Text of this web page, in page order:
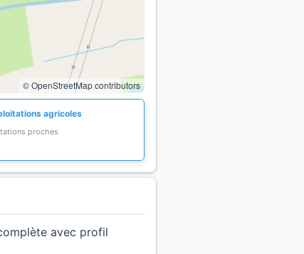
© OpenStreetMap contributors
agricoles
proches
avec profil